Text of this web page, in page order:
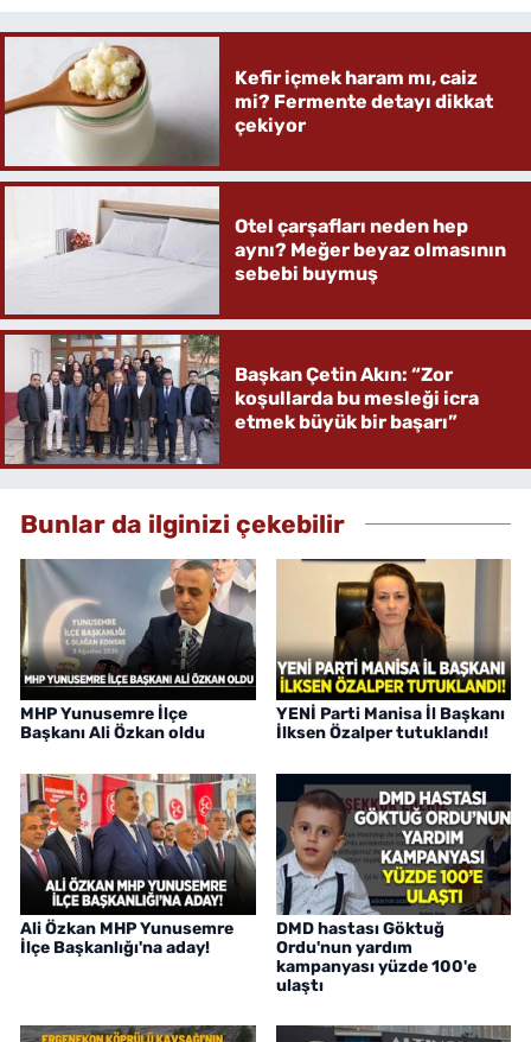
Kefir içmek haram mı, caiz
mi? Fermente detayı dikkat
çekiyor
Otel çarşafları neden hep
aynı? Meğer beyaz olmasının
sebebi buymuş
Başkan Çetin Akın: “Zor
koşullarda bu mesleği icra
etmek büyük bir başarı”
Bunlar da ilginizi çekebilir
MHP Yunusemre İlçe
Başkanı Ali Özkan oldu
YENİ Parti Manisa İl Başkanı
İlksen Özalper tutuklandı!
Ali Özkan MHP Yunusemre
İlçe Başkanlığı'na aday!
DMD hastası Göktuğ
Ordu'nun yardım
kampanyası yüzde 100'e
ulaştı